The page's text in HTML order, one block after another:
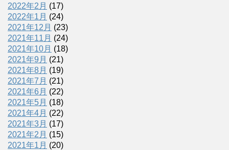
2022年2月 (17)
2022年1月 (24)
2021年12月 (23)
2021年11月 (24)
2021年10月 (18)
2021年9月 (21)
2021年8月 (19)
2021年7月 (21)
2021年6月 (22)
2021年5月 (18)
2021年4月 (22)
2021年3月 (17)
2021年2月 (15)
2021年1月 (20)